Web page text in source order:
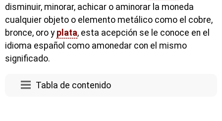
disminuir, minorar, achicar o aminorar la moneda
cualquier objeto o elemento metálico como el cobre,
bronce, oro y plata, esta acepción se le conoce en el
idioma español como amonedar con el mismo
significado.
Tabla de contenido